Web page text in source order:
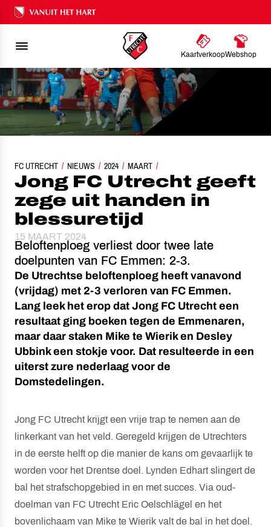
Ons nalatenschap
KaartverkoopWebshop
FC UTRECHT NIEUWS 2024 MAART
JONG FC UTRECHT GEEFT ZEGE UIT HANDEN IN BLESSURETIJD
Jong FC Utrecht geeft
zege uit handen in
blessuretijd
15 MAART 2024
Beloftenploeg verliest door twee late
doelpunten van FC Emmen: 2-3.
De Utrechtse beloftenploeg heeft vanavond
(vrijdag) met 2-3 verloren van FC Emmen.
Lang leek het erop dat Jong FC Utrecht een
resultaat ging boeken tegen de Emmenaren,
maar daar staken Mike te Wierik en Desley
Ubbink een stokje voor. Dat resulteerde in een
uiterst zure nederlaag voor de
Domstedelingen.
Jong FC Utrecht krijgt een vrije trap te nemen aan de
linkerkant van het veld. Geregeld krijgen de Utrechters
in de eerste helft op die manier de kans om gevaarlijk te
worden voor het Drentse doel. Lynden Edhart slingert de
bal het strafschopgebied in en met succes. Via oud-
doelman van FC Utrecht Eric Oelschlägel en het
bovenlichaam van Mike te Wierik valt de bal in het doel.